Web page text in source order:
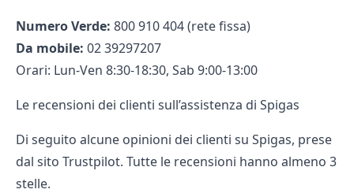
Numero Verde: 800 910 404 (rete fissa)
Da mobile: 02 39297207
Orari: Lun-Ven 8:30-18:30, Sab 9:00-13:00
Le recensioni dei clienti sull’assistenza di Spigas
Di seguito alcune opinioni dei clienti su Spigas, prese
dal sito Trustpilot. Tutte le recensioni hanno almeno 3
stelle.